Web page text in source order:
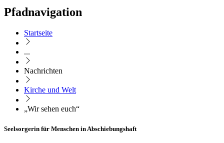
Pfadnavigation
Startseite
...
Nachrichten
Kirche und Welt
„Wir sehen euch“
Seelsorgerin für Menschen in Abschiebungshaft